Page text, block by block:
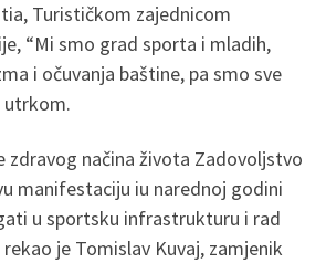
Turističkom zajednicom
“Mi smo grad sporta i mladih,
i očuvanja baštine, pa smo sve
utrkom.
zdravog načina života Zadovoljstvo
manifestaciju iu narednoj godini
u sportsku infrastrukturu i rad
je Tomislav Kuvaj, zamjenik